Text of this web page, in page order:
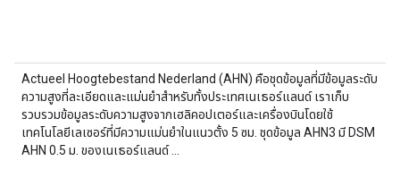
Actueel Hoogtebestand Nederland (AHN) คือชุดข้อมูลที่มีข้อมูลระดับ
ความสูงที่ละเอียดและแม่นยำสำหรับทั้งประเทศเนเธอร์แลนด์ เราเก็บ
รวบรวมข้อมูลระดับความสูงจากเฮลิคอปเตอร์และเครื่องบินโดยใช้
เทคโนโลยีเลเซอร์ที่มีความแม่นยำในแนวตั้ง 5 ซม. ชุดข้อมูล AHN3 มี DSM
AHN 0.5 ม. ของเนเธอร์แลนด์ …